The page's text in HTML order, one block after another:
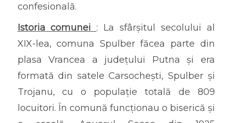
confesională.
Istoria comunei : La sfârșitul secolului al
XIX-lea, comuna Spulber făcea parte din
plasa Vrancea a județului Putna și era
formată din satele Carsochești, Spulber și
Trojanu, cu o populație totală de 809
locuitori. În comună funcționau o biserică și